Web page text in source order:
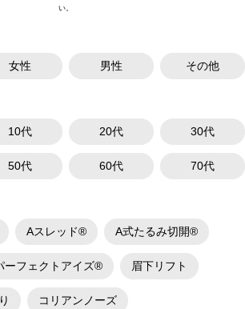
服用により、何か異常があれば服用を中止してくだ
税込)
円(税込)
い。
女性 男性 その他
10代 20代 30代
50代 60代 70代
Aスレッド® A式たるみ切開®
ーフェクトアイズ® 眉下リフト
コリアンノーズ